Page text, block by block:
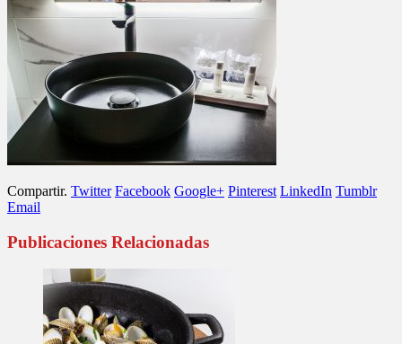
Compartir. Twitter Facebook Google+ Pinterest LinkedIn Tumblr
Email
Publicaciones Relacionadas